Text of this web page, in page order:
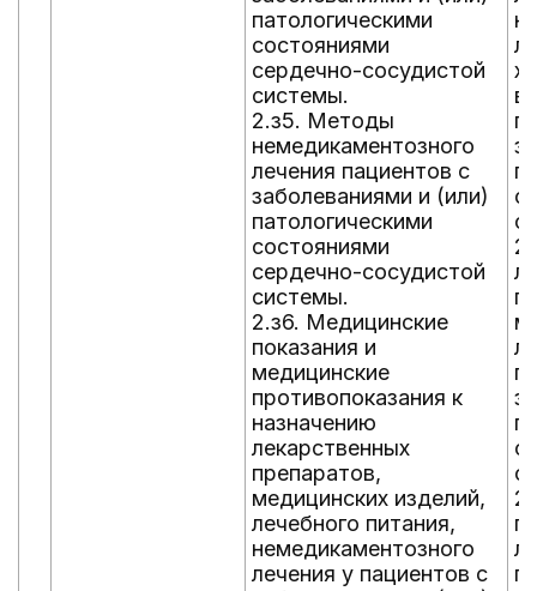
патологическими
состояниями
сердечно-сосудистой
системы.
2.з5. Методы
немедикаментозного
лечения пациентов с
заболеваниями и (или)
патологическими
состояниями
сердечно-сосудистой
системы.
2.з6. Медицинские
показания и
медицинские
противопоказания к
назначению
лекарственных
препаратов,
медицинских изделий,
лечебного питания,
немедикаментозного
лечения у пациентов с